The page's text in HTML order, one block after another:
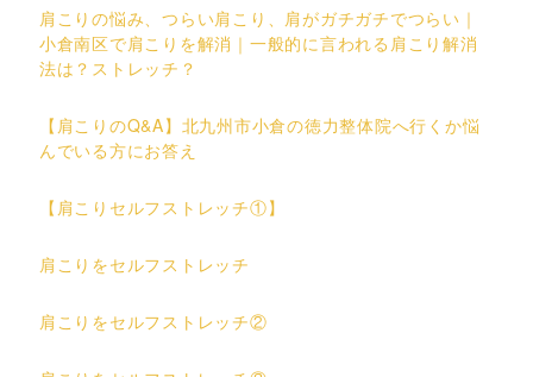
肩こりの悩み、つらい肩こり、肩がガチガチでつらい｜
小倉南区で肩こりを解消｜一般的に言われる肩こり解消
法は？ストレッチ？
【肩こりのQ&A】北九州市小倉の徳力整体院へ行くか悩
んでいる方にお答え
【肩こりセルフストレッチ①】
肩こりをセルフストレッチ
肩こりをセルフストレッチ②